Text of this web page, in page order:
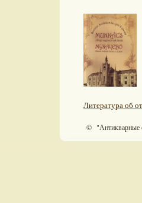
Литература об
© "Антикварные